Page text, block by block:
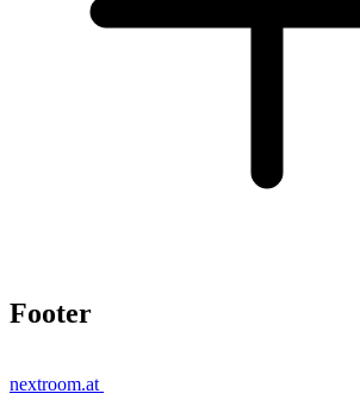
Footer
nextroom.at